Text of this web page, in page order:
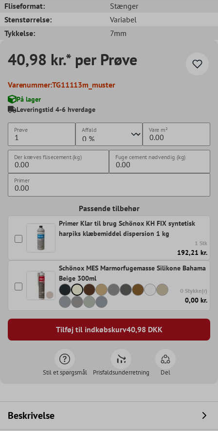
Fliseformat:
Stænger
Stenstørrelse:
Variabel
Tykkelse:
7mm
40,98 kr.* per Prøve
Varenummer:TG11113m_muster
På lager
Leveringstid 4-6 hverdage
Prøve Affald Vare m²
Der kræves flisecement (kg) Fuge cement nødvendig (kg)
Primer
Passende tilbehør
Primer Klar til brug Schönox KH FIX syntetisk
harpiks klæbemiddel dispersion 1 kg
1 Stk
192,21 kr.
Schönox MES Marmorfugemasse Silikone Bahama
Beige 300ml
0 Stykke(r)
0,00 kr.
Tilføj til indkøbskurv40,98 DKK
Stil et spørgsmål Prisfaldsunderretning Del
Beskrivelse